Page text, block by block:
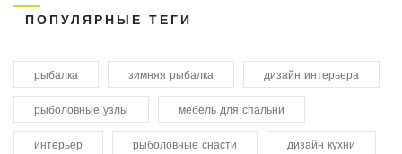
ПОПУЛЯРНЫЕ ТЕГИ
рыбалка зимняя рыбалка дизайн интерьера
рыболовные узлы мебель для спальни
интерьер рыболовные снасти дизайн кухни